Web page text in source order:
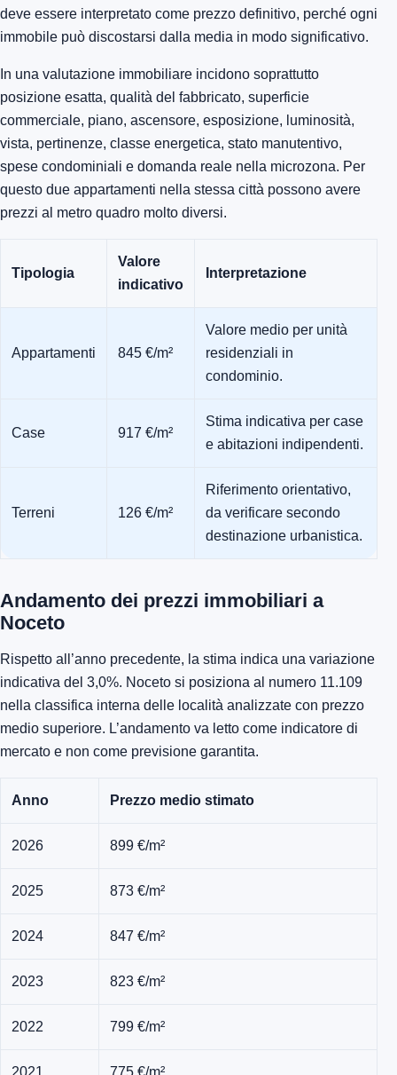
deve essere interpretato come prezzo definitivo, perché ogni
immobile può discostarsi dalla media in modo significativo.
In una valutazione immobiliare incidono soprattutto
posizione esatta, qualità del fabbricato, superficie
commerciale, piano, ascensore, esposizione, luminosità,
vista, pertinenze, classe energetica, stato manutentivo,
spese condominiali e domanda reale nella microzona. Per
questo due appartamenti nella stessa città possono avere
prezzi al metro quadro molto diversi.
Tipologia
Valore
indicativo
Interpretazione
Appartamenti 845 €/m²
Valore medio per unità
residenziali in
condominio.
Case 917 €/m²
Stima indicativa per case
e abitazioni indipendenti.
Terreni 126 €/m²
Riferimento orientativo,
da verificare secondo
destinazione urbanistica.
Andamento dei prezzi immobiliari a
Noceto
Rispetto all’anno precedente, la stima indica una variazione
indicativa del 3,0%. Noceto si posiziona al numero 11.109
nella classifica interna delle località analizzate con prezzo
medio superiore. L’andamento va letto come indicatore di
mercato e non come previsione garantita.
Anno Prezzo medio stimato
2026 899 €/m²
2025 873 €/m²
2024 847 €/m²
2023 823 €/m²
2022 799 €/m²